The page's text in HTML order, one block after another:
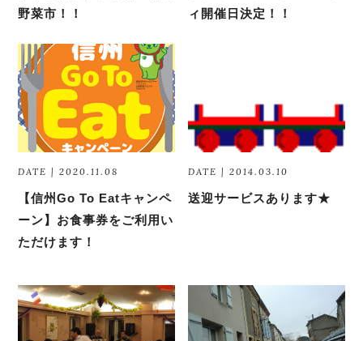
野菜市！！
ィ開催日決定！！
DATE | 2020.11.08
【信州Go To Eatキャンペ
ーン】お食事券をご利用い
ただけます！
DATE | 2014.03.10
送迎サービスあります★